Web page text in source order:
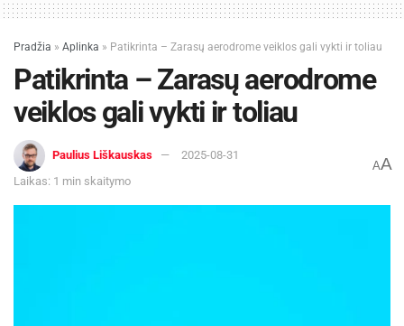
Pradžia » Aplinka » Patikrinta – Zarasų aerodrome veiklos gali vykti ir toliau
Patikrinta – Zarasų aerodrome
veiklos gali vykti ir toliau
Paulius Liškauskas
2025-08-31
Laikas: 1 min skaitymo
AA